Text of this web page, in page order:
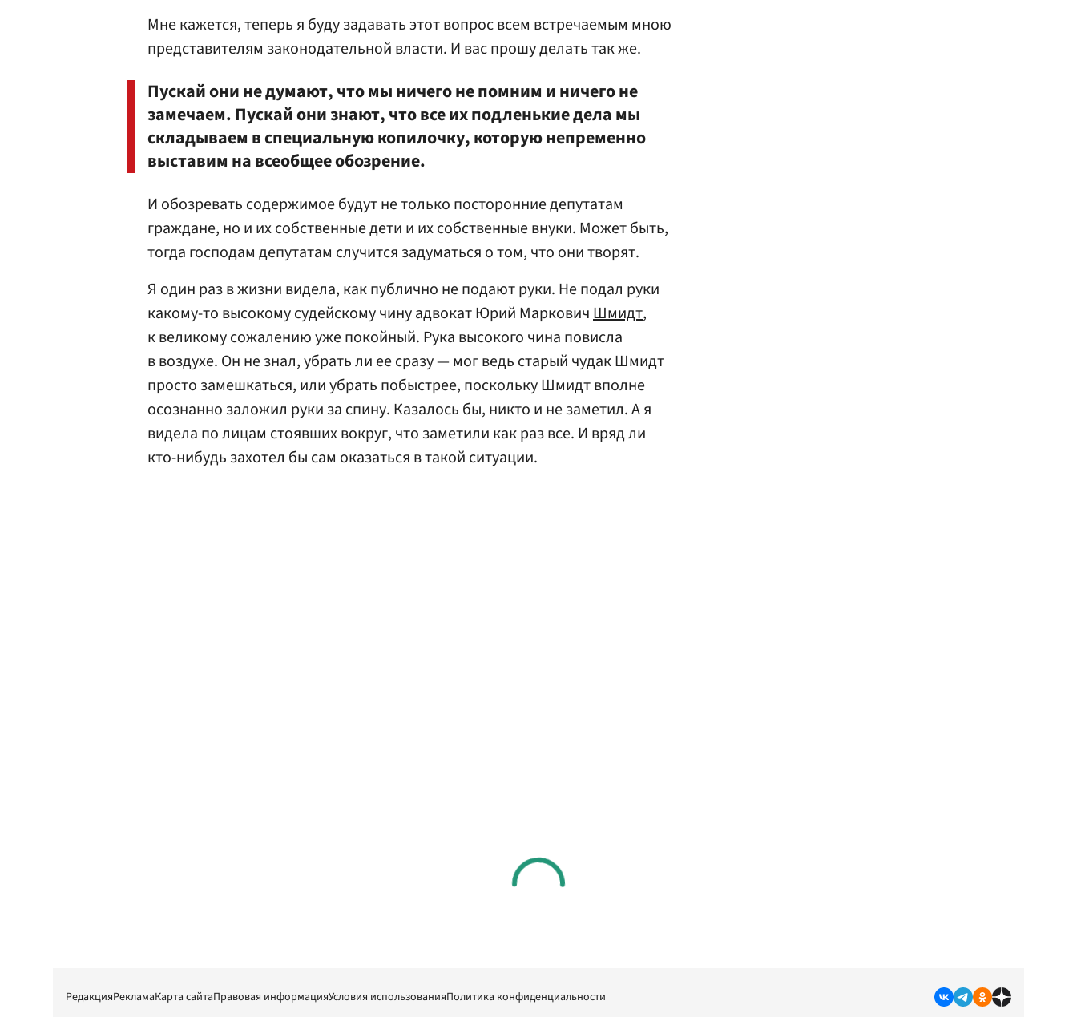
Мне кажется, теперь я буду задавать этот вопрос всем встречаемым мною
представителям законодательной власти. И вас прошу делать так же.
Пускай они не думают, что мы ничего не помним и ничего не
замечаем. Пускай они знают, что все их подленькие дела мы
складываем в специальную копилочку, которую непременно
выставим на всеобщее обозрение.
И обозревать содержимое будут не только посторонние депутатам
граждане, но и их собственные дети и их собственные внуки. Может быть,
тогда господам депутатам случится задуматься о том, что они творят.
Я один раз в жизни видела, как публично не подают руки. Не подал руки
какому-то высокому судейскому чину адвокат Юрий МарковичШмидт,
к великому сожалению уже покойный. Рука высокого чина повисла
в воздухе. Он не знал, убрать ли ее сразу — мог ведь старый чудак Шмидт
просто замешкаться, или убрать побыстрее, поскольку Шмидт вполне
осознанно заложил руки за спину. Казалось бы, никто и не заметил. А я
видела по лицам стоявших вокруг, что заметили как раз все. И вряд ли
кто-нибудь захотел бы сам оказаться в такой ситуации.
РедакцияРекламаКарта сайтаПравовая информацияУсловия использованияПолитика конфиденциальности